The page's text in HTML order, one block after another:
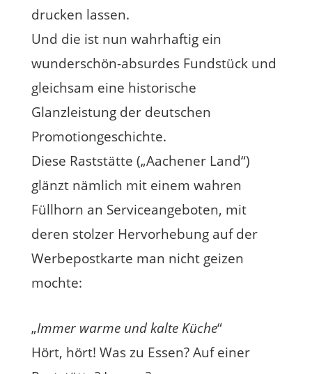
drucken lassen.
Und die ist nun wahrhaftig ein
wunderschön-absurdes Fundstück und
gleichsam eine historische
Glanzleistung der deutschen
Promotiongeschichte.
Diese Raststätte („Aachener Land“)
glänzt nämlich mit einem wahren
Füllhorn an Serviceangeboten, mit
deren stolzer Hervorhebung auf der
Werbepostkarte man nicht geizen
mochte:
„Immer warme und kalte Küche“
Hört, hört! Was zu Essen? Auf einer